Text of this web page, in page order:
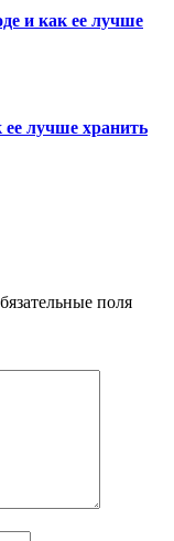
и как ее лучше
ее лучше хранить
поля